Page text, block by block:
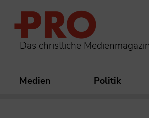
Das christliche Medienmagazin
Medien Politik